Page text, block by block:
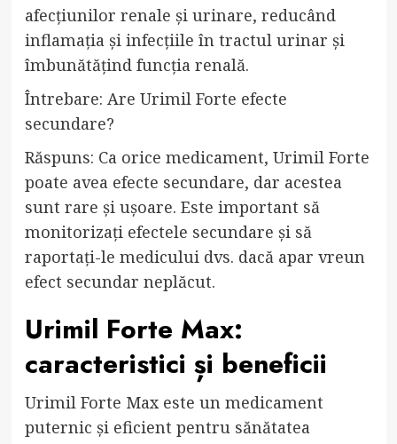
afecțiunilor renale și urinare, reducând
inflamația și infecțiile în tractul urinar și
îmbunătățind funcția renală.
Întrebare: Are Urimil Forte efecte
secundare?
Răspuns: Ca orice medicament, Urimil Forte
poate avea efecte secundare, dar acestea
sunt rare și ușoare. Este important să
monitorizați efectele secundare și să
raportați-le medicului dvs. dacă apar vreun
efect secundar neplăcut.
Urimil Forte Max:
caracteristici și beneficii
Urimil Forte Max este un medicament
puternic și eficient pentru sănătatea